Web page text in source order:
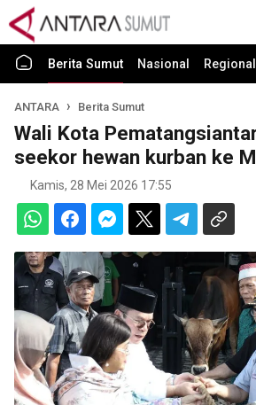
Berita Sumut Nasional Regional
ANTARA Berita Sumut
Wali Kota
seekor hewan kurban ke
Kamis, 28 Mei 2026 17:55